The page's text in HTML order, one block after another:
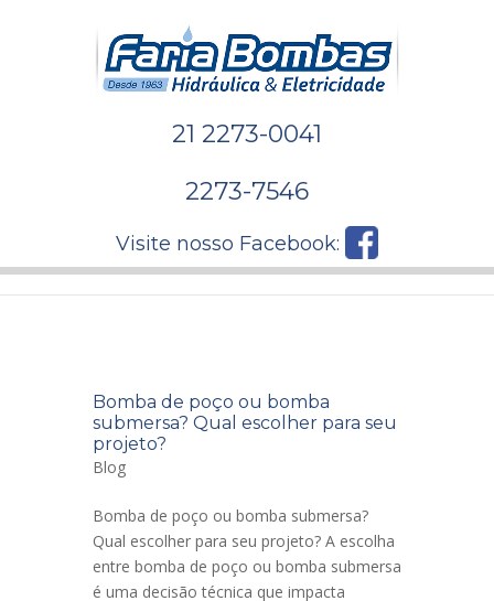
21 2273-0041
2273-7546
Visite nosso Facebook:
Bomba de poço ou bomba
submersa? Qual escolher para seu
projeto?
Blog
Bomba de poço ou bomba submersa?
Qual escolher para seu projeto? A escolha
entre bomba de poço ou bomba submersa
é uma decisão técnica que impacta